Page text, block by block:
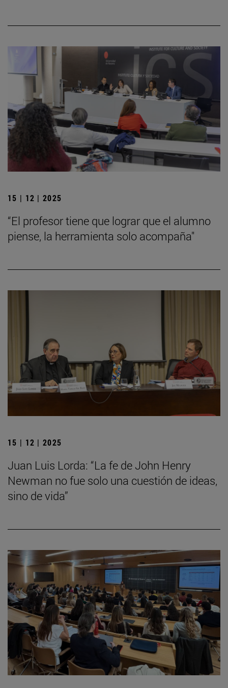
15 | 12 | 2025
“El profesor tiene que lograr que el alumno
piense, la herramienta solo acompaña"
15 | 12 | 2025
Juan Luis Lorda: “La fe de John Henry
Newman no fue solo una cuestión de ideas,
sino de vida”